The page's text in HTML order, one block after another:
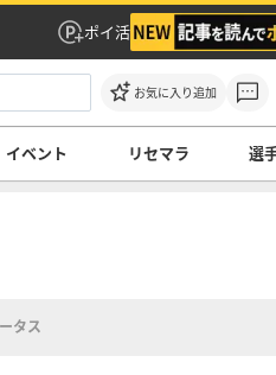
ポイ活
お気に入り追加
イベント リセマラ 選
タス